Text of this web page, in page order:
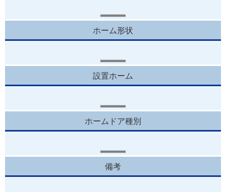
ホーム形状
設置ホーム
ホームドア種別
備考